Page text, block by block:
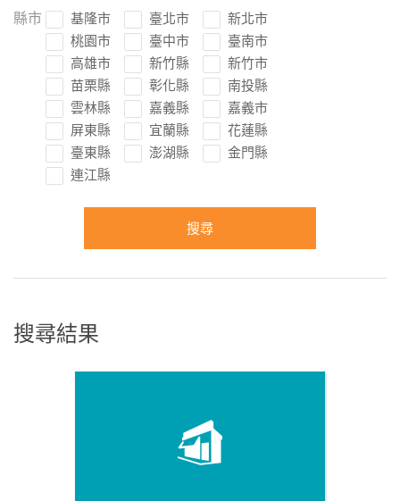
縣市 基隆市 臺北市
新北市
桃園市
臺中市
臺南市
高雄市
新竹縣
新竹市
苗栗縣
彰化縣
南投縣
雲林縣
嘉義縣
嘉義市
屏東縣
宜蘭縣
花蓮縣
臺東縣
澎湖縣
金門縣
連江縣
搜尋結果